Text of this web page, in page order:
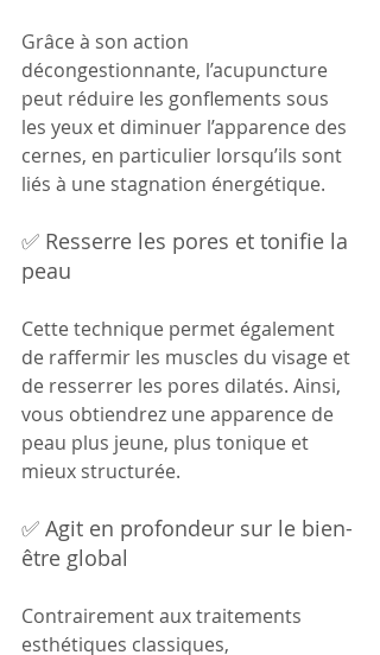
Grâce à son action
décongestionnante, l’acupuncture
peut réduire les gonflements sous
les yeux et diminuer l’apparence des
cernes, en particulier lorsqu’ils sont
liés à une stagnation énergétique.
✅ Resserre les pores et tonifie la
peau
Cette technique permet également
de raffermir les muscles du visage et
de resserrer les pores dilatés. Ainsi,
vous obtiendrez une apparence de
peau plus jeune, plus tonique et
mieux structurée.
✅ Agit en profondeur sur le bien-
être global
Contrairement aux traitements
esthétiques classiques,